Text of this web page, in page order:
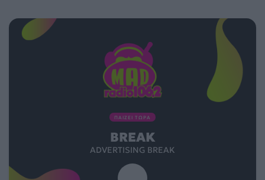
ΠΑΙΖΕΙ ΤΩΡΑ
BREAK
ADVERTISING BREAK